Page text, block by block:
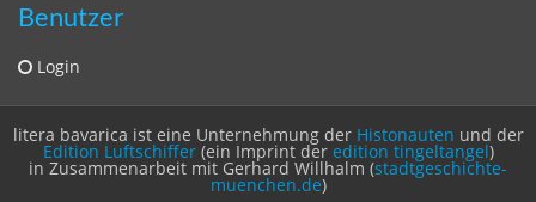
Kontakt
Fehlendes Buch melden
Newsletter bestellen
Benutzer